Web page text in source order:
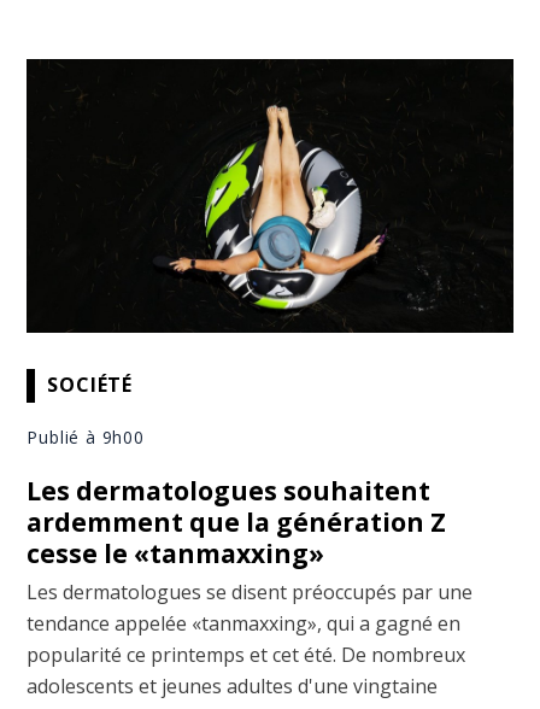
SOCIÉTÉ
Publié à 9h00
Les dermatologues souhaitent
ardemment que la génération Z
cesse le «tanmaxxing»
Les dermatologues se disent préoccupés par une
tendance appelée «tanmaxxing», qui a gagné en
popularité ce printemps et cet été. De nombreux
adolescents et jeunes adultes d'une vingtaine